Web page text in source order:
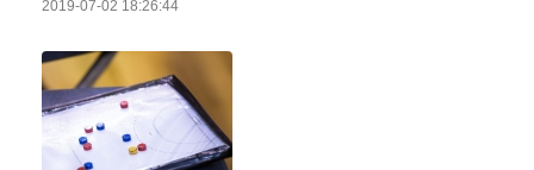
2019-07-02 18:26:44